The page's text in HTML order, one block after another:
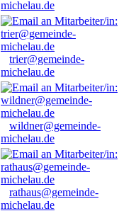
michelau.de
trier@gemeinde-
michelau.de
wildner@gemeinde-
michelau.de
rathaus@gemeinde-
michelau.de